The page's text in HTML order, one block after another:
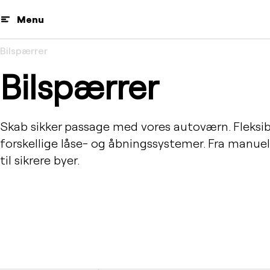
Menu
Bilspærrer
Bilspærrer
Skab sikker passage med vores autoværn.
forskellige låse- og åbningssystemer. Fra
til sikrere byer.